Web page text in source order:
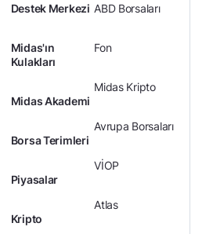
Destek Merkezi
Midas'ın
Kulakları
Midas Akademi
Borsa Terimleri
Piyasalar
Kripto
ABD Borsaları
Fon
Midas Kripto
Avrupa Borsaları
VİOP
Atlas